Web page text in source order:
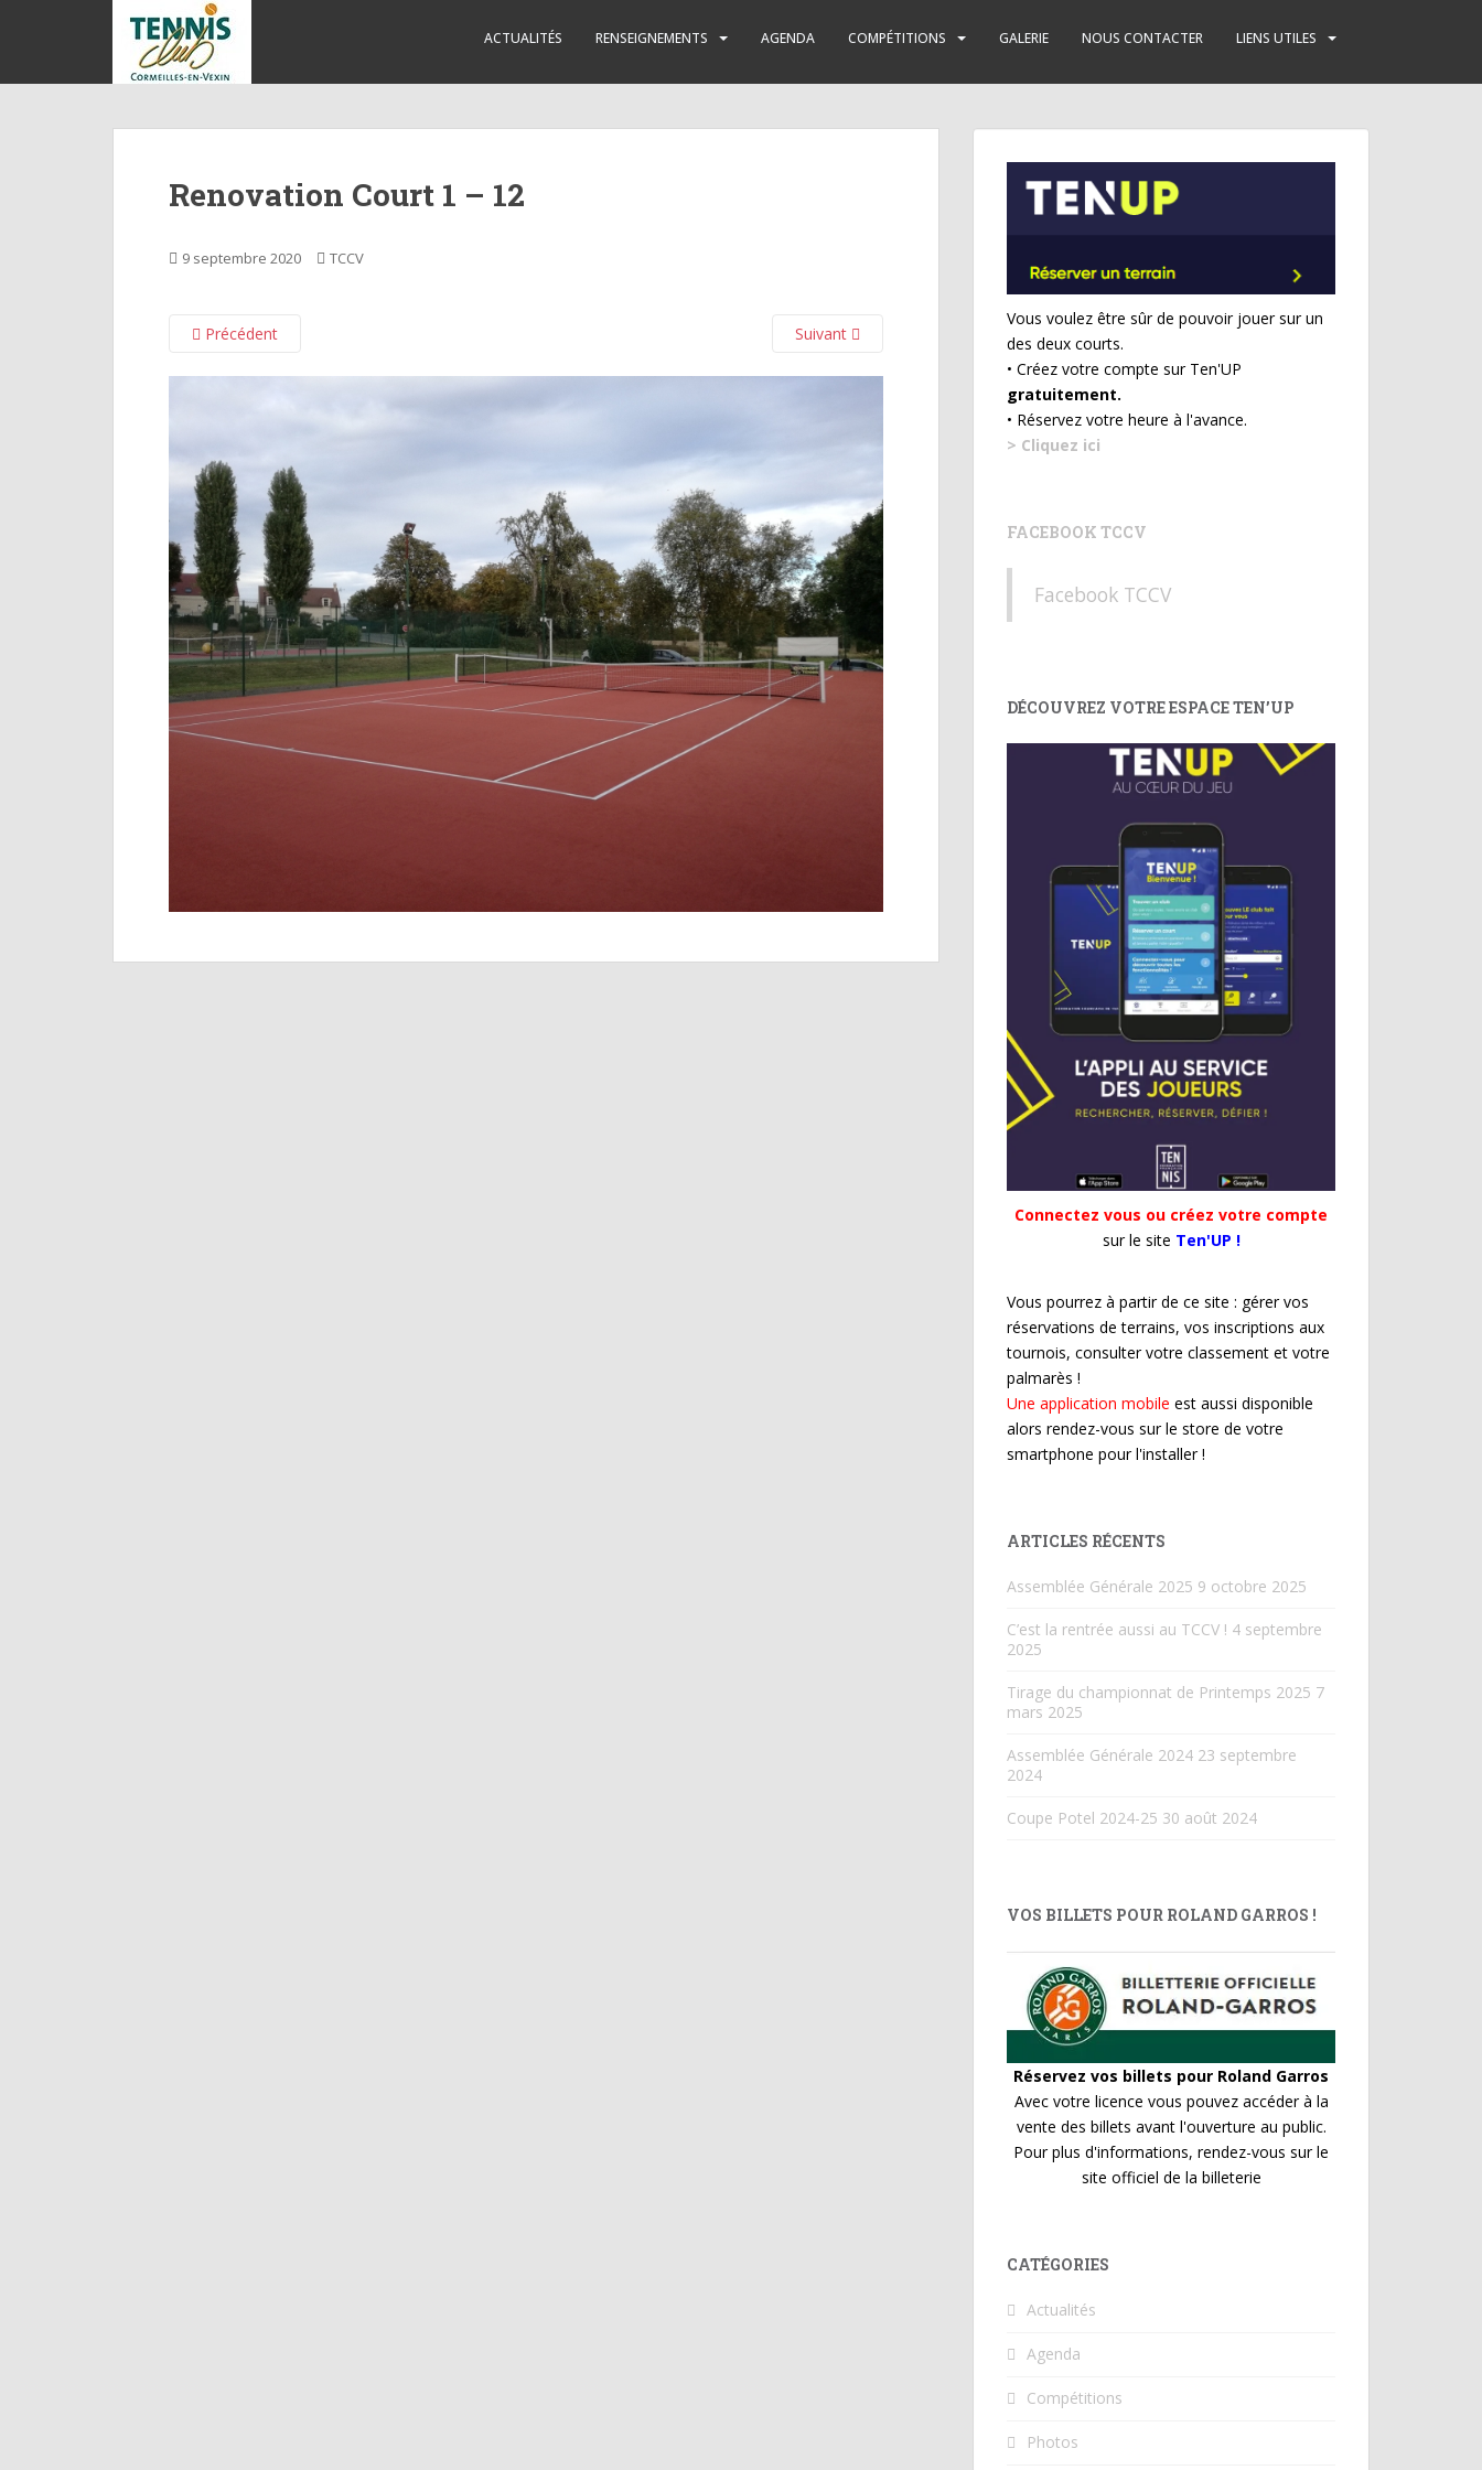
p
ACTUALITÉS RENSEIGNEMENTS AGENDA COMPÉTITIONS GALERIE NOUS CONTACTER LIENS UTILES
Renovation Court 1 – 12
9 septembre 2020 TCCV
Précédent Suivant
Vous voulez être sûr de pouvoir jouer sur un
des deux courts.
• Créez votre compte sur Ten'UP
gratuitement.
• Réservez votre heure à l'avance.
> Cliquez ici
FACEBOOK TCCV
Facebook TCCV
DÉCOUVREZ VOTRE ESPACE TEN’UP
Connectez vous ou créez votre compte
sur le site Ten'UP !
Vous pourrez à partir de ce site : gérer vos
réservations de terrains, vos inscriptions aux
tournois, consulter votre classement et votre
palmarès !
Une application mobile est aussi disponible
alors rendez-vous sur le store de votre
smartphone pour l'installer !
ARTICLES RÉCENTS
Assemblée Générale 2025 9 octobre 2025
C’est la rentrée aussi au TCCV ! 4 septembre
2025
Tirage du championnat de Printemps 2025 7
mars 2025
Assemblée Générale 2024 23 septembre
2024
Coupe Potel 2024-25 30 août 2024
VOS BILLETS POUR ROLAND GARROS !
Réservez vos billets pour Roland Garros
Avec votre licence vous pouvez accéder à la
vente des billets avant l'ouverture au public.
Pour plus d'informations, rendez-vous sur le
site officiel de la billeterie
CATÉGORIES
Actualités
Agenda
Compétitions
Photos